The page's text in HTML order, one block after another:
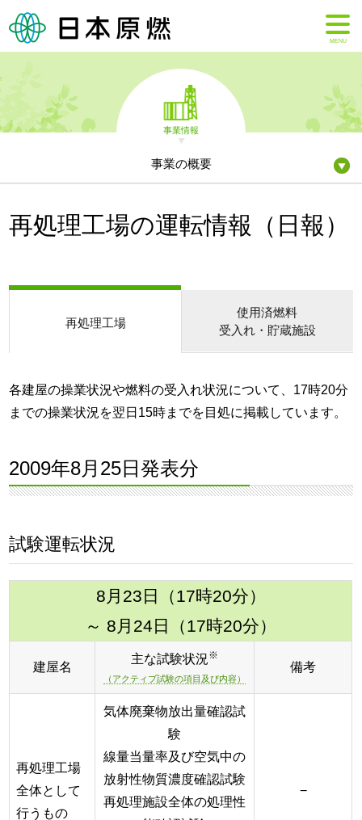
MENU
事業情報
事業の概要
再処理工場の運転情報（日報）
再処理工場
使用済燃料
受入れ・貯蔵施設
各建屋の操業状況や燃料の受入れ状況について、17時20分
までの操業状況を翌日15時までを目処に掲載しています。
2009年8月25日発表分
試験運転状況
8月23日（17時20分）
～ 8月24日（17時20分）
建屋名
主な試験状況※
（アクティブ試験の項目及び内容）
備考
再処理工場
全体として
行うもの
気体廃棄物放出量確認試
験
線量当量率及び空気中の
放射性物質濃度確認試験
再処理施設全体の処理性
−